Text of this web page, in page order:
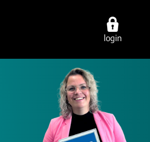
login
contact
vestigingen
e-mail/telefoon